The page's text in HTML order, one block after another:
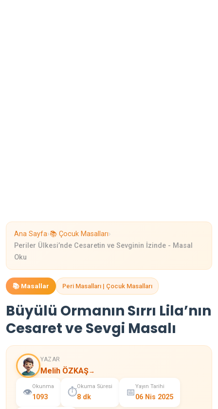
Ana Sayfa›📚 Çocuk Masalları›
Periler Ülkesi’nde Cesaretin ve Sevginin İzinde - Masal
Oku
📚 Masallar Peri Masalları | Çocuk Masalları
Büyülü Ormanın Sırrı Lila’nın
Cesaret ve Sevgi Masalı
YAZAR
Melih ÖZKAŞ→
👁️
Okunma
1093 ⏱️
Okuma Süresi
8 dk 📅
Yayın Tarihi
06 Nis 2025